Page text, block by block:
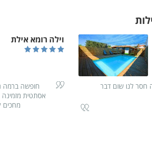
חסר לנו שום דבר
וילה רומא אילת
חופשה ברמה
אסתטית
מחכים